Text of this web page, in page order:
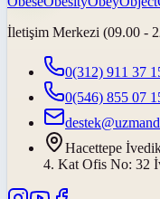
İletişim Merkezi (09.00 -
0(312) 911 37
0(546) 855 07
Hacettepe
4. Kat Ofis No: 32